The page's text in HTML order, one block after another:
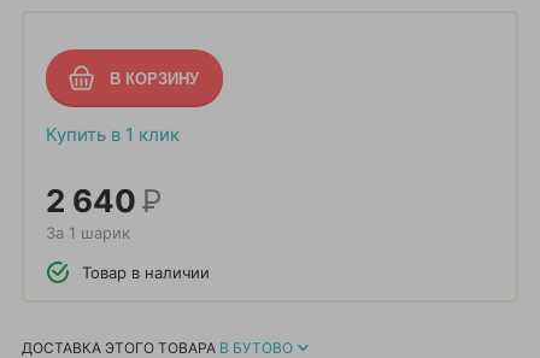
Купить в 1 клик
2 640Р
За 1 шарик
Товар в наличии
ДОСТАВКА ЭТОГО ТОВАРА В БУТОВО